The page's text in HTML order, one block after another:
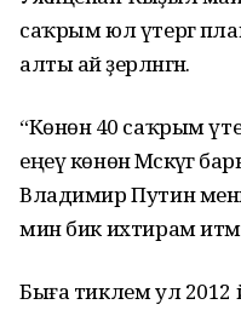
саҡрым юл үтергә
алты ай әҙерләнгән.
“Көнөнә 40 саҡрым
еңеү көнөнә Мәскәүгә
Владимир Путин
мин бик ихтирам
Быға тиклем ул